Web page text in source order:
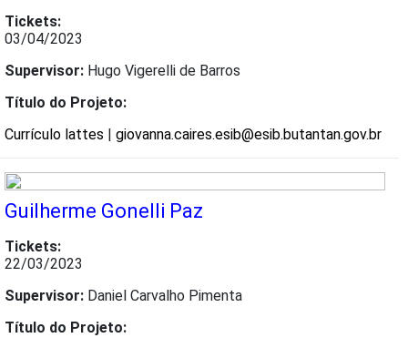
Tickets:
03/04/2023
Supervisor: Hugo Vigerelli de Barros
Título do Projeto:
Currículo lattes | giovanna.caires.esib@esib.butantan.gov.br
Guilherme Gonelli Paz
Tickets:
22/03/2023
Supervisor: Daniel Carvalho Pimenta
Título do Projeto: